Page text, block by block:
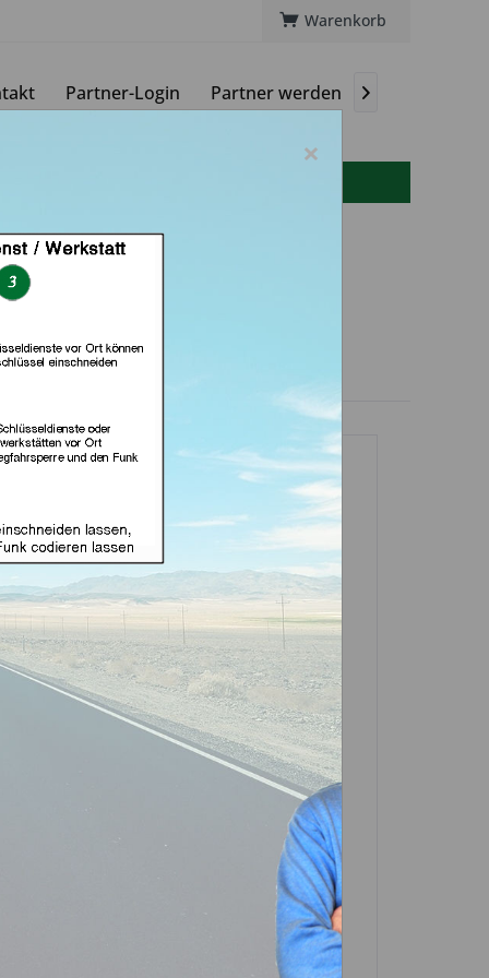
Warenkorb
Partner-Login Partner werden 
&
(in Berlin)
(Aftermarket Produkt)
zuerst eine Variante
GTI
×